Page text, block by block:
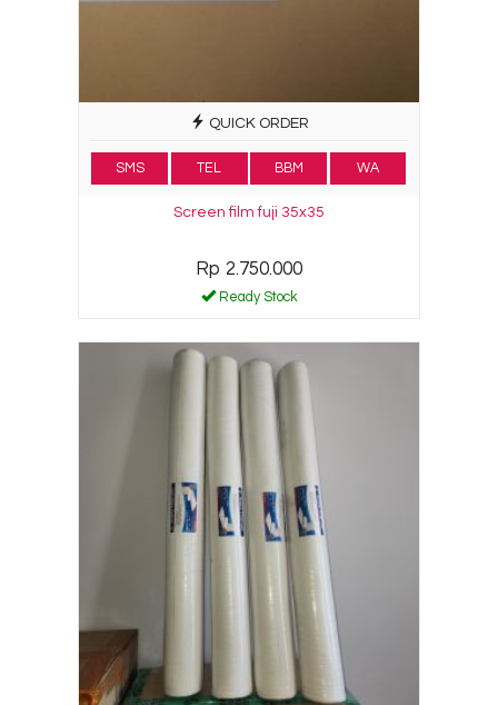
QUICK ORDER
SMS TEL BBM WA
Screen film fuji 35x35
Rp 2.750.000
Ready Stock